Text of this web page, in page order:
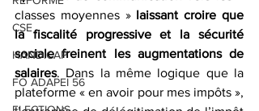
CSE
HANDICAP
FO ADAPEI 56
classes moyennes » laissant croire que
la fiscalité progressive et la sécurité
sociale freinent les augmentations de
salaires. Dans la même logique que la
plateforme « en avoir pour mes impôts »,